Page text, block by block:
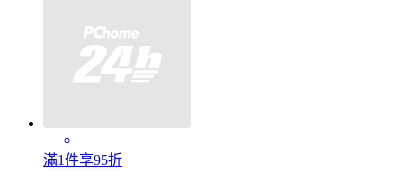
滿1件享95折